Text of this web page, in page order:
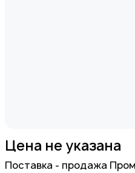
Цена не указана
Поставка - продажа